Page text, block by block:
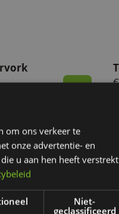
om ons verkeer te
onze advertentie- en
u aan hen heeft verstrekt
Niet-
geclassificeerd